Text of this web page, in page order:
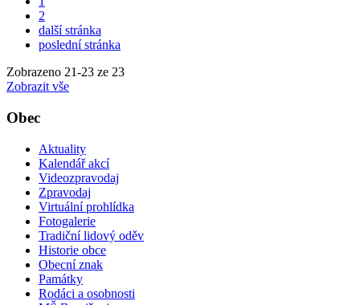
2
další stránka
poslední stránka
Zobrazeno 21-23 ze 23
Zobrazit vše
Obec
Aktuality
Kalendář akcí
Videozpravodaj
Zpravodaj
Virtuální prohlídka
Fotogalerie
Tradiční lidový oděv
Historie obce
Obecní znak
Památky
Rodáci a osobnosti